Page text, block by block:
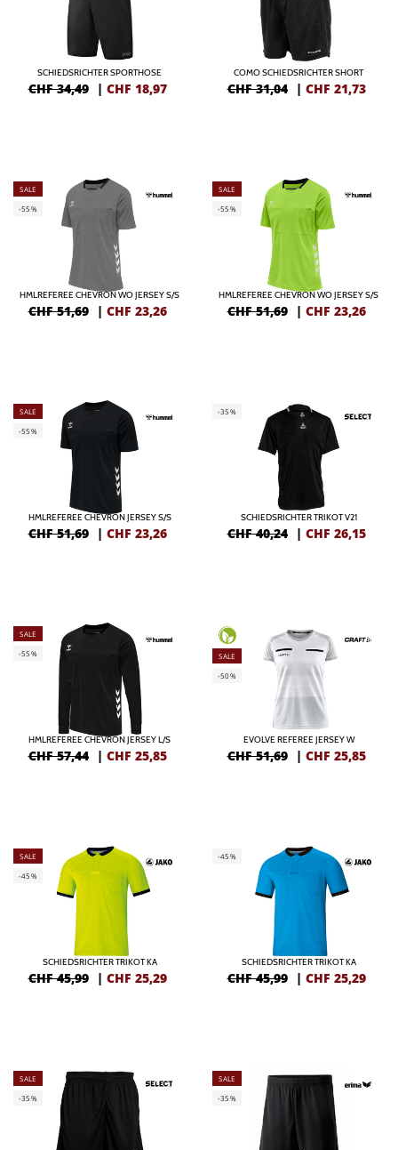
SCHIEDSRICHTER SPORTHOSE
CHF 34,49 | CHF 18,97
COMO SCHIEDSRICHTER SHORT
CHF 31,04 | CHF 21,73
SALE
-55%
HMLREFEREE CHEVRON WO JERSEY S/S
CHF 51,69 | CHF 23,26
SALE
-55%
HMLREFEREE CHEVRON WO JERSEY S/S
CHF 51,69 | CHF 23,26
SALE
-55%
HMLREFEREE CHEVRON JERSEY S/S
CHF 51,69 | CHF 23,26
-35%
SCHIEDSRICHTER TRIKOT V21
CHF 40,24 | CHF 26,15
SALE
-55%
HMLREFEREE CHEVRON JERSEY L/S
CHF 57,44 | CHF 25,85
SALE
-50%
EVOLVE REFEREE JERSEY W
CHF 51,69 | CHF 25,85
SALE
-45%
SCHIEDSRICHTER TRIKOT KA
CHF 45,99 | CHF 25,29
-45%
SCHIEDSRICHTER TRIKOT KA
CHF 45,99 | CHF 25,29
SALE
-35%
SALE
-35%